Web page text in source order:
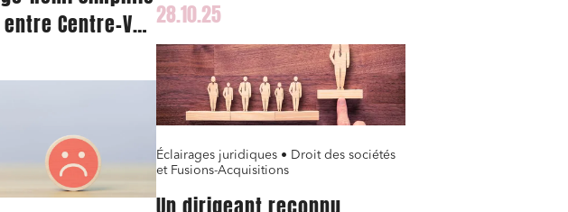
Centre-Val
de-France
28.10.25
Éclairages juridiques • Droit des sociétés
et Fusions-Acquisitions